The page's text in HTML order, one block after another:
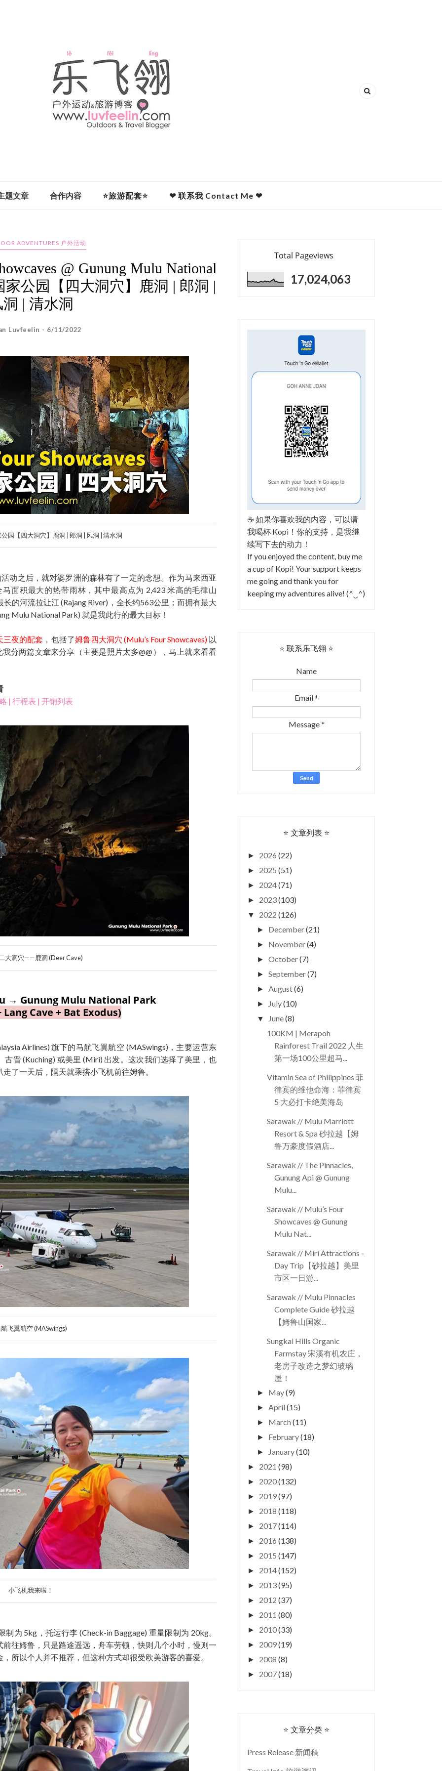
题文章 合作内容 ⭐旅游配套⭐ ❤ 联系我 Contact Me ❤
ADVENTURES 户外活动
@ Gunung Mulu National
家公园【四大洞穴】鹿洞 | 郎洞 |
| 清水洞
Luvfeelin - 6/11/2022
园【四大洞穴】鹿洞 | 郎洞 | 风洞 | 清水洞
动之后，就对婆罗洲的森林有了一定的念想。作为马来西亚
面积最大的热带雨林，其中最高点为 2,423 米高的毛律山
的河流拉让江 (Rajang River)，全长约563公里；而拥有最大
Mulu National Park) 就是我此行的最大目标！
三夜的配套 ，包括了姆鲁四大洞穴 (Mulu’s Four Showcaves) 以
我分两篇文章来分享（主要是照片太多@@），马上就来看看
| 行程表 | 开销列表
大洞穴——鹿洞 (Deer Cave)
→ Gunung Mulu National Park
Lang Cave + Bat Exodus)
Airlines) 旗下的马航飞翼航空 (MASwings)，主要运营东
晋 (Kuching) 或美里 (Miri) 出发。这次我们选择了美里，也
了一天后，隔天就乘搭小飞机前往姆鲁。
飞翼航空 (MASwings)
小飞机我来啦！
为 5kg，托运行李 (Check-in Baggage) 重量限制为 20kg。
往姆鲁，只是路途遥远，舟车劳顿，快则几个小时，慢则一
所以个人并不推荐，但这种方式却很受欧美游客的喜爱。
Total Pageviews
17,024,063
☕ 如果你喜欢我的内容，可以请
我喝杯 Kopi！你的支持，是我继
续写下去的动力！
If you enjoyed the content, buy me
a cup of Kopi! Your support keeps
me going and thank you for
keeping my adventures alive! (^‿^)
⭐ 联系乐飞翎 ⭐
Name
Email *
Message *
⭐ 文章列表 ⭐
► 2026 (22)
► 2025 (51)
► 2024(71)
► 2023(103)
▼ 2022 (126)
► December(21)
► November(4)
►October(7)
►September(7)
►August(6)
► July(10)
▼ June(8)
100KM | Merapoh
Rainforest Trail 2022 人生
第一场100公里超马...
Vitamin Sea of Philippines 菲
律宾的维他命海：菲律宾
5 大必打卡绝美海岛
Sarawak // Mulu Marriott
Resort & Spa 砂拉越【姆
鲁万豪度假酒店...
Sarawak // The Pinnacles,
Gunung Api @ Gunung
Mulu...
Sarawak // Mulu’s Four
Showcaves @ Gunung
Mulu Nat...
Sarawak // Miri Attractions -
Day Trip【砂拉越】美里
市区一日游...
Sarawak // Mulu Pinnacles
Complete Guide 砂拉越
【姆鲁山国家...
Sungkai Hills Organic
Farmstay 宋溪有机农庄，
老房子改造之梦幻玻璃
屋！
► May(9)
►April(15)
► March(11)
► February(18)
► January(10)
► 2021 (98)
► 2020(132)
► 2019(97)
► 2018 (118)
► 2017(114)
► 2016 (138)
► 2015 (147)
► 2014(152)
► 2013(95)
► 2012 (37)
► 2011 (80)
► 2010(33)
► 2009(19)
► 2008 (8)
► 2007(18)
⭐ 文章分类 ⭐
Press Release 新闻稿